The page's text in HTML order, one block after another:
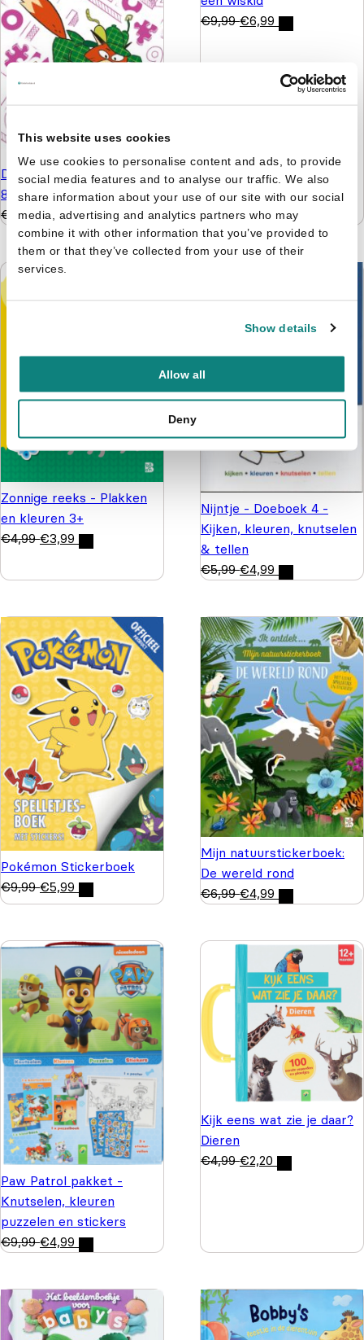
This website uses cookies
We use cookies to personalise content and ads, to provide
social media features and to analyse our traffic. We also
share information about your use of our site with our social
media, advertising and analytics partners who may
combine it with other information that you’ve provided to
them or that they’ve collected from your use of their
services.
Show details
Allow all
Deny
De leukste hersenkrakers
8+
€
5,99 €4,99
€9,99 €6,99
Zonnige reeks - Plakken
en kleuren 3+
€4,99 €3,99
Nijntje - Doeboek 4 -
Kijken, kleuren, knutselen
& tellen
€5,99 €4,99
Pokémon Stickerboek
€9,99 €5,99
Mijn natuurstickerboek:
De wereld rond
€6,99 €4,99
Paw Patrol pakket -
Knutselen, kleuren
puzzelen en stickers
€9,99 €4,99
Kijk eens wat zie je daar?
Dieren
€4,99 €2,20